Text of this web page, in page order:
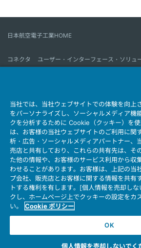
日本航空電子工業HOME
コネクタ
ユーザー・インターフェース・ソリュ
会社情報 サステナビリティ IR情報 採用情報
製品情報新着一覧
サイトマップ お問い合わせ
個人情報保護ポリシー
JAE Cookie Policy
ウェブアクセシビリティ方針
マイナンバー情
当社ウェブサイトのご利用について
ソーシャルメディア公式アカウント運用ポリシー
当社では、当社ウェブサイトでの体験を向上
をパーソナライズし、ソーシャルメディア機
クを分析するために Cookie（クッキー）を
は、お客様の当社ウェブサイトのご利用に関
析・広告・ソーシャルメディアパートナー、
売店と共有しており、これらの共有先は、そ
た他の情報や、お客様のサービス利用から収
わせることがあります。お客様は、上記の当
プ会社、販売店とお客様に関する情報を共有
トする権利を有します。[個人情報を売却し
クし、ホームページ上でクッキーの設定をカ
い。
Cookie ポリシー
OK
個人情報を売却しないでく